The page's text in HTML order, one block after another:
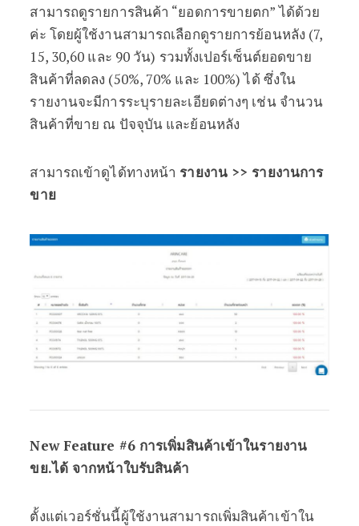
สามารถดูรายการสินค้า “ยอดการขายตก” ได้ด้วย
ค่ะ โดยผู้ใช้งานสามารถเลือกดูรายการย้อนหลัง (7,
15, 30,60 และ 90 วัน) รวมทั้งเปอร์เซ็นต์ยอดขาย
สินค้าที่ลดลง (50%, 70% และ 100%) ได้ ซึ่งใน
รายงานจะมีการระบุรายละเอียดต่างๆ เช่น จำนวน
สินค้าที่ขาย ณ ปัจจุบัน และย้อนหลัง
สามารถเข้าดูได้ทางหน้า รายงาน >> รายงานการ
ขาย
New Feature #6 การเพิ่มสินค้าเข้าในรายงาน
ขย.ได้ จากหน้าใบรับสินค้า
ตั้งแต่เวอร์ชั่นนี้ผู้ใช้งานสามารถเพิ่มสินค้าเข้าใน